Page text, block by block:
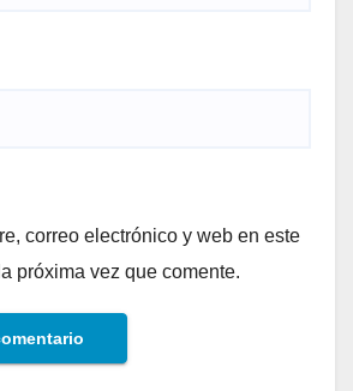
correo electrónico y web en este
próxima vez que comente.